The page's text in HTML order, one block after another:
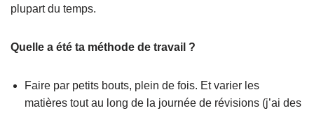
plupart du temps.
Quelle a été ta méthode de travail ?
Faire par petits bouts, plein de fois. Et varier les
matières tout au long de la journée de révisions (j’ai des